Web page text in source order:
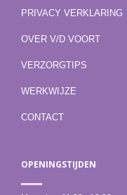
PRIVACY VERKLARING
OVER V/D VOORT
VERZORGTIPS
WERKWIJZE
CONTACT
OPENINGSTIJDEN